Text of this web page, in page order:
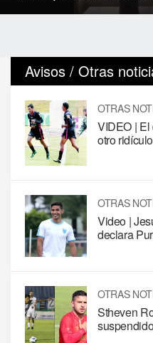
Avisos / Otras
OTRAS
VIDEO |
otro
OTRAS
Video |
declara
OTRAS
Stheven